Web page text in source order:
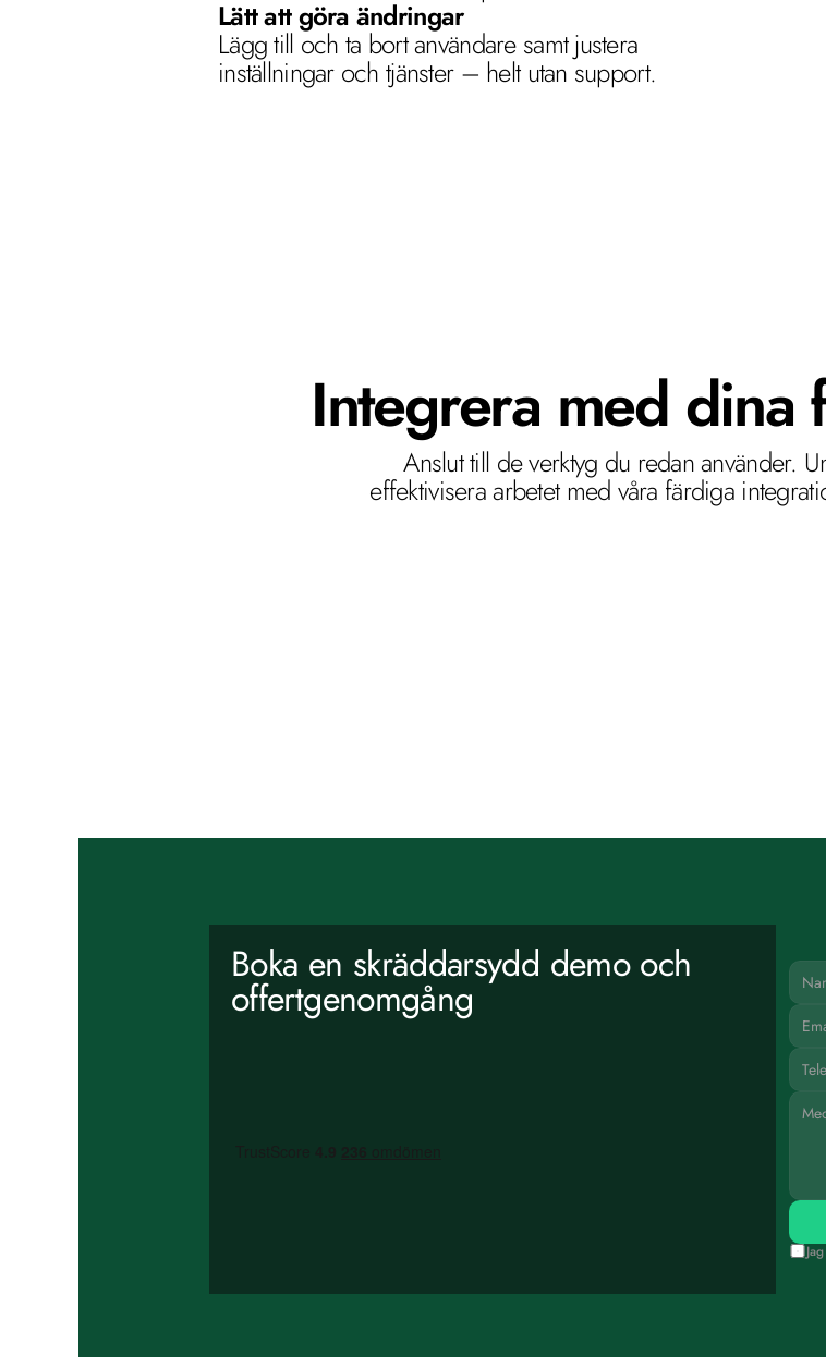
Lätt att göra ändringar
Lägg till och ta bort användare samt justera
inställningar och tjänster – helt utan support.
Integrera med dina
Anslut till de verktyg du redan använder.
effektivisera arbetet med våra färdiga
Boka en skräddarsydd demo och
offertgenomgång